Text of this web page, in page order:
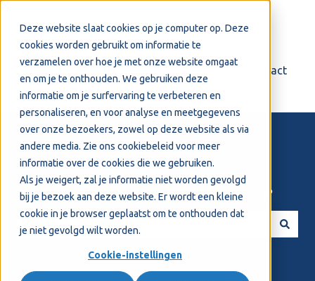
Deze website slaat cookies op je computer op. Deze
cookies worden gebruikt om informatie te
verzamelen over hoe je met onze website omgaat
en om je te onthouden. We gebruiken deze
informatie om je surfervaring te verbeteren en
personaliseren, en voor analyse en meetgegevens
over onze bezoekers, zowel op deze website als via
andere media. Zie ons cookiebeleid voor meer
informatie over de cookies die we gebruiken.
Als je weigert, zal je informatie niet worden gevolgd
bij je bezoek aan deze website. Er wordt een kleine
cookie in je browser geplaatst om te onthouden dat
je niet gevolgd wilt worden.
Cookie-instellingen
Support Contact
Welkom! Hoe kunnen we je helpen?